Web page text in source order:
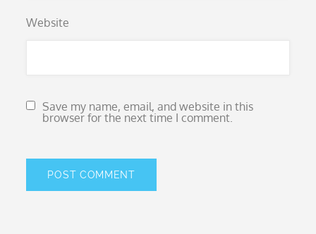
Website
Save my name, email, and website in this
browser for the next time I comment.